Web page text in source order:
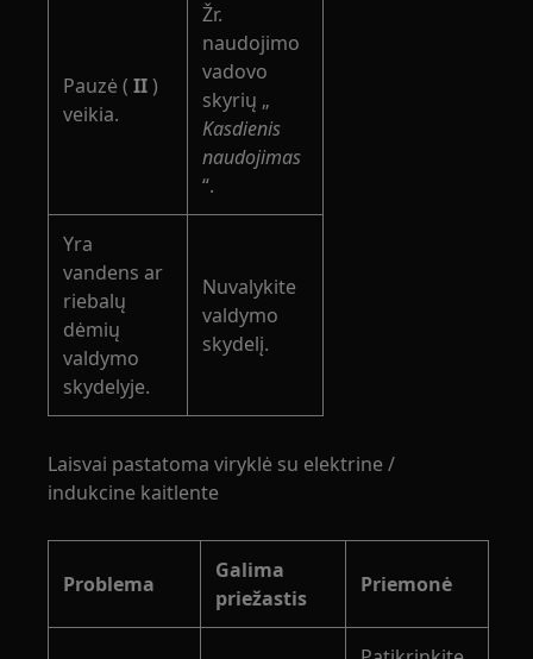
Pauzė (II)
veikia.
Žr.
naudojimo
vadovo
skyrių „
Kasdienis
naudojimas
“.
Yra
vandens ar
riebalų
dėmių
valdymo
skydelyje.
Nuvalykite
valdymo
skydelį.
Laisvai pastatoma viryklė su elektrine /
indukcine kaitlente
Problema
Galima
priežastis
Priemonė